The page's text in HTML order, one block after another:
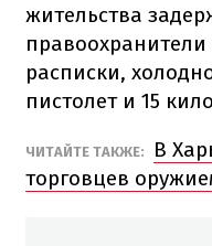
жительства
расписки,
пистолет и 15
ЧИТАЙТЕ ТАКЖЕ:
В
торговцев